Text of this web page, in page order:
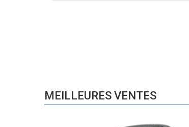
MEILLEURES VENTES